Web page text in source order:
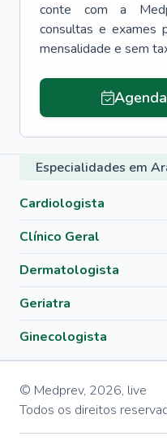
conte com a
consultas e exames
mensalidade e sem
Especialidades em
Cardiologista
Clínico Geral
Dermatologista
Geriatra
Ginecologista
© Medprev, 2026, live
Todos os direitos